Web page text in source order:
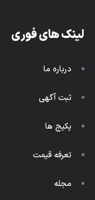
لینک های فوری
درباره ما
ثبت آگهی
پکیج ها
تعرفه قیمت
مجله